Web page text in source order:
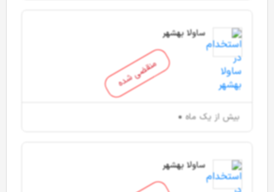
منقضی شده
ساولا بهشهر
بیش از یک ماه
ساولا بهشهر